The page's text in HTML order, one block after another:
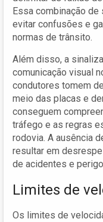
Essa combinação
evitar confusões e
normas de trânsito.
Além disso, a
comunicação visual
condutores tomem
meio das placas e
conseguem
tráfego e as regras
rodovia. A ausência
resultar em
de acidentes e
Limites de
Os limites de